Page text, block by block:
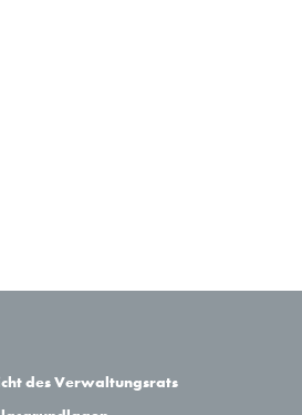
des Verwaltungsrats